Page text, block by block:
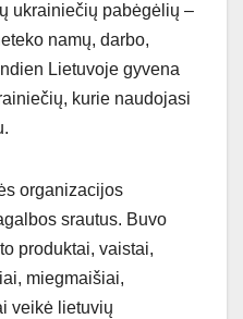
ukrainiečių pabėgėlių –
namų, darbo,
Lietuvoje gyvena
kurie naudojasi
organizacijos
srautus. Buvo
produktai, vaistai,
miegmaišiai,
veikė lietuvių